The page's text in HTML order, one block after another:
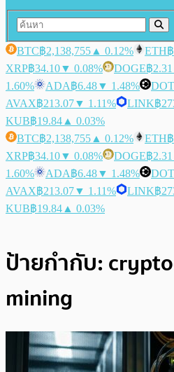
BTC฿2,138,755 ▲ 0.12% ETH
XRP฿34.10▼ 0.08% DOGE฿2.31
1.60%
ADA฿6.48▼ 1.48% DOT
AVAX฿213.07▼ 1.11% LINK฿
KUB฿19.84 ▲ 0.03%
BTC฿2,138,755 ▲ 0.12% ETH
XRP฿34.10▼ 0.08% DOGE฿2.31
1.60%
ADA฿6.48▼ 1.48% DOT
AVAX฿213.07▼ 1.11% LINK฿
KUB฿19.84 ▲ 0.03%
ป้ายกำกับ:
mining